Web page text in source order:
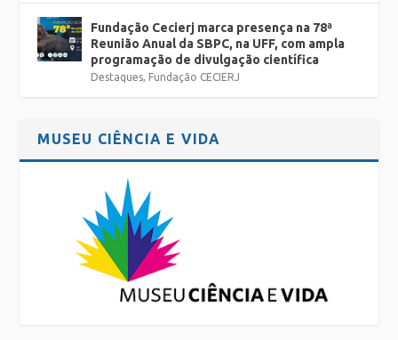
Fundação Cecierj marca presença na 78ª
Reunião Anual da SBPC, na UFF, com ampla
programação de divulgação científica
Destaques Fundação CECIERJ
MUSEU CIÊNCIA E VIDA